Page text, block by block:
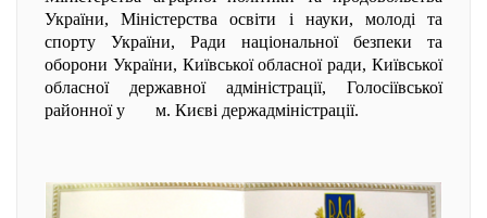
України, Міністерства освіти і науки, молоді та
спорту України, Ради національної безпеки та
оборони України, Київської обласної ради, Київської
обласної державної адміністрації, Голосіївської
районної у
м. Києві держадміністрації.